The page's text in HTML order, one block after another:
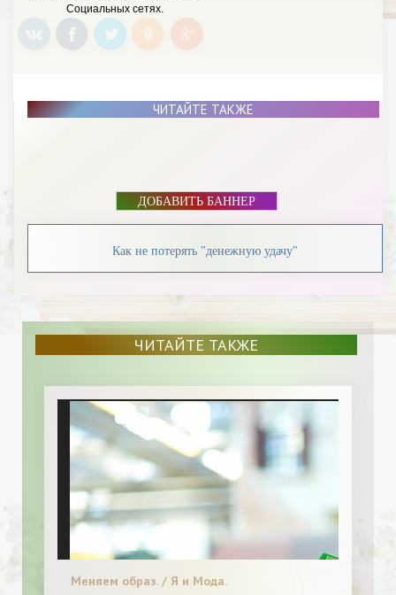
Социальных сетях.
ЧИТАЙТЕ ТАКЖЕ
ДОБАВИТЬ БАННЕР
Как не потерять "денежную удачу"
ЧИТАЙТЕ ТАКЖЕ
Меняем образ. / Я и Мода.